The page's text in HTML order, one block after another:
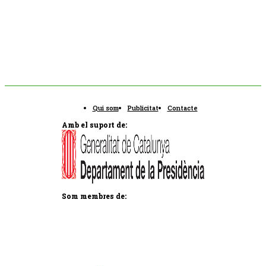
Qui som Publicitat Contacte
Amb el suport de:
Som membres de: